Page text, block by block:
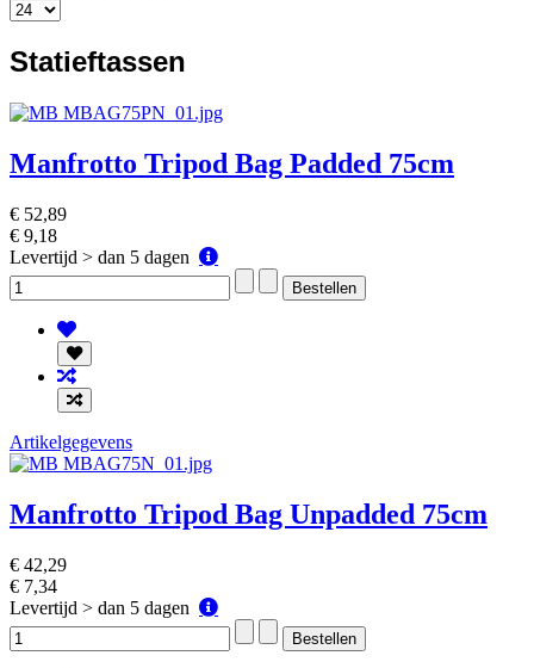
Statieftassen
Manfrotto Tripod Bag Padded 75cm
€ 52,89
€ 9,18
Levertijd > dan 5 dagen
Levertijd
>
dan
Artikelgegevens
Manfrotto Tripod Bag Unpadded 75cm
€ 42,29
€ 7,34
Levertijd > dan 5 dagen
Levertijd
>
dan